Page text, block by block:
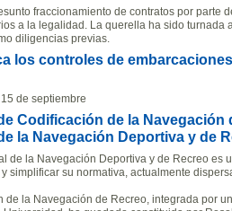
fraccionamiento de contratos por parte
a la legalidad. La querella ha sido turnada
diligencias previas.
los controles de
de septiembre
Codificación de la Navegación
la Navegación Deportiva y de
de la Navegación Deportiva y de Recreo es
simplificar su normativa, actualmente
de la Navegación de Recreo, integrada por